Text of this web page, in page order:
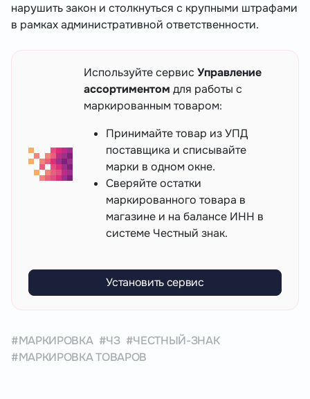
нарушить закон и столкнуться с крупными штрафами
в рамках административной ответственности.
Используйте сервис Управление
ассортиментом для работы с
маркированным товаром:
Принимайте товар из УПД
поставщика и списывайте
марки в одном окне.
Сверяйте остатки
маркированного товара в
магазине и на балансе ИНН в
системе Честный знак.
Установить сервис
МАРКИРОВКА ЧЗ
ЧЕСТНЫЙ-ЗНАК
МАРКИРОВКА ТОВАРОВ